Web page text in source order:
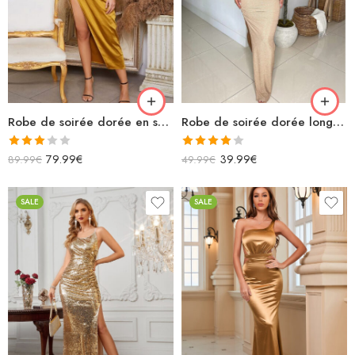
Robe de soirée dorée en satin longue bustier fendue
Note
sur 5
89.99€ 79.99€
Robe de soirée dorée longue avec découpes fendue paillettes
Note
5
49.99€ 39.99€
SALE SALE